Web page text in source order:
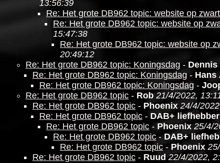
13:56:39
Re: Het grote DB962 topic: website op
Re: Het grote DB962 topic: website op
15:47:38
Re: Het grote DB962 topic: website op
20:49:12
Re: Het grote DB962 topic: Koningsdag - Dennis
Re: Het grote DB962 topic: Koningsdag - Hans
Re: Het grote DB962 topic: Koningsdag -
Re: Het grote DB962 topic - Rob 21/4/2022,
Re: Het grote DB962 topic - Phoenix 24/4/
Re: Het grote DB962 topic - DAB+ liefhebber
Re: Het grote DB962 topic - Phoenix 25/4/
Re: Het grote DB962 topic - DAB+
Re: Het grote DB962 topic - Phoenix
Re: Het grote DB962 topic - Ruud 22/4/2022,